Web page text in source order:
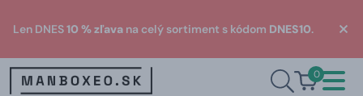
Len DNES10 % zľava na celý sortiment s kódom DNES10.
0